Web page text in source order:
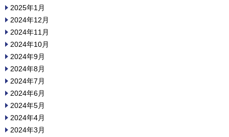
2025年1月
2024年12月
2024年11月
2024年10月
2024年9月
2024年8月
2024年7月
2024年6月
2024年5月
2024年4月
2024年3月